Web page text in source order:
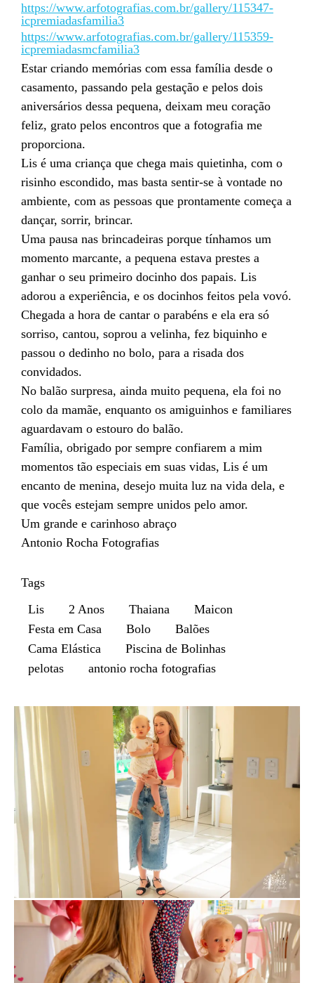
https://www.arfotografias.com.br/gallery/115347-
icpremiadasfamilia3
https://www.arfotografias.com.br/gallery/115359-
icpremiadasmcfamilia3
Estar criando memórias com essa família desde o
casamento, passando pela gestação e pelos dois
aniversários dessa pequena, deixam meu coração
feliz, grato pelos encontros que a fotografia me
proporciona.
Lis é uma criança que chega mais quietinha, com o
risinho escondido, mas basta sentir-se à vontade no
ambiente, com as pessoas que prontamente começa a
dançar, sorrir, brincar.
Uma pausa nas brincadeiras porque tínhamos um
momento marcante, a pequena estava prestes a
ganhar o seu primeiro docinho dos papais. Lis
adorou a experiência, e os docinhos feitos pela vovó.
Chegada a hora de cantar o parabéns e ela era só
sorriso, cantou, soprou a velinha, fez biquinho e
passou o dedinho no bolo, para a risada dos
convidados.
No balão surpresa, ainda muito pequena, ela foi no
colo da mamãe, enquanto os amiguinhos e familiares
aguardavam o estouro do balão.
Família, obrigado por sempre confiarem a mim
momentos tão especiais em suas vidas, Lis é um
encanto de menina, desejo muita luz na vida dela, e
que vocês estejam sempre unidos pelo amor.
Um grande e carinhoso abraço
Antonio Rocha Fotografias
Tags
Lis
2 Anos Thaiana
Maicon
Festa em Casa
Bolo
Balões
Cama Elástica
Piscina de Bolinhas
pelotas
antonio rocha fotografias